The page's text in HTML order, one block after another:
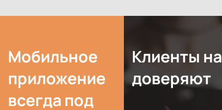
Мо­биль­ное
при­ложе­ние
всег­да под
Кли­ен­ты
до­веря­ют